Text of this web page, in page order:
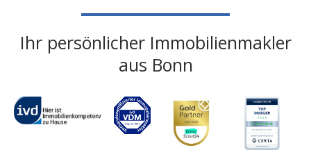
Ihr persönlicher Immobilienmakler
aus Bonn